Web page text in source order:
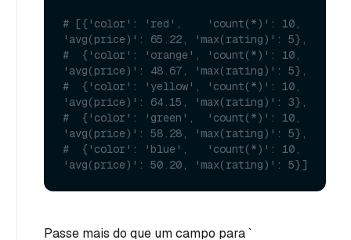
# [{'color': 'red',    'count(*)': 10,
'avg(price)': 65.22, 'max(rating)': 5},
#  {'color': 'orange', 'count(*)': 10,
'avg(price)': 48.67, 'max(rating)': 5},
#  {'color': 'yellow', 'count(*)': 10,
'avg(price)': 64.15, 'max(rating)': 3},
#  {'color': 'green',  'count(*)': 10,
'avg(price)': 58.28, 'max(rating)': 5},
#  {'color': 'blue',   'count(*)': 10,
'avg(price)': 50.20, 'max(rating)': 5}]
Passe mais do que um campo para `